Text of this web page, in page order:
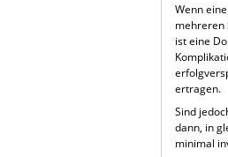
Wenn
mehreren
ist eine
ertragen.
Sind
dann, in
minimal